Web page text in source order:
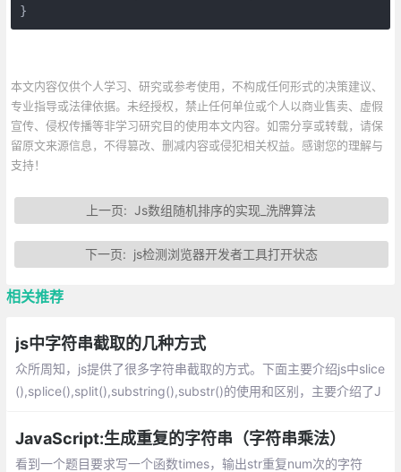
}
本文内容仅供个人学习、研究或参考使用，不构成任何形式的决策建议、
专业指导或法律依据。未经授权，禁止任何单位或个人以商业售卖、虚假
宣传、侵权传播等非学习研究目的使用本文内容。如需分享或转载，请保
留原文来源信息，不得篡改、删减内容或侵犯相关权益。感谢您的理解与
支持！
上一页:Js数组随机排序的实现_洗牌算法
下一页: js检测浏览器开发者工具打开状态
相关推荐
js中字符串截取的几种方式
众所周知，js提供了很多字符串截取的方式。下面主要介绍js中slice
(),splice(),split(),substring(),substr()的使用和区别，主要介绍了J
JavaScript:生成重复的字符串（字符串乘法）
看到一个题目要求写一个函数times，输出str重复num次的字符